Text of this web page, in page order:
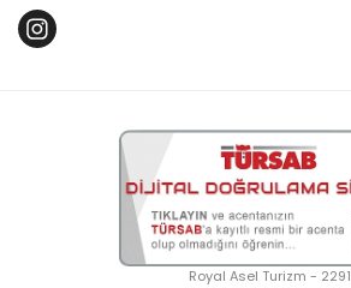
Royal Asel Turizm - 2291